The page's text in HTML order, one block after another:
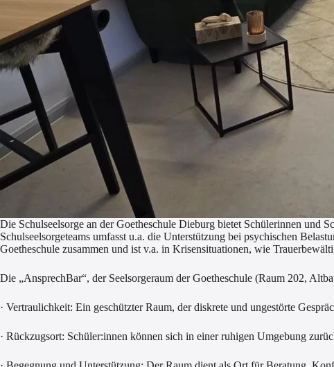
Die Schulseelsorge an der Goetheschule Dieburg bietet Schülerinnen und
Schulseelsorgeteams umfasst u.a. die Unterstützung bei psychischen
Goetheschule zusammen und ist v.a. in Krisensituationen, wie
Die „AnsprechBar“, der Seelsorgeraum der Goetheschule (Raum 202,
· Vertraulichkeit: Ein geschützter Raum, der diskrete und ungestörte
· Rückzugsort: Schüler:innen können sich in einer ruhigen Umgebung